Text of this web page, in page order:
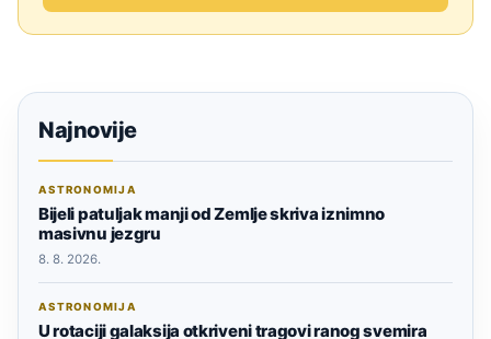
Najnovije
ASTRONOMIJA
Bijeli patuljak manji od Zemlje skriva iznimno
masivnu jezgru
8. 8. 2026.
ASTRONOMIJA
U rotaciji galaksija otkriveni tragovi ranog svemira